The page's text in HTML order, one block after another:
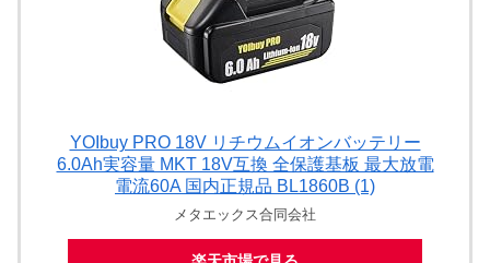
YOIbuy PRO 18V リチウムイオンバッテリー
6.0Ah実容量 MKT 18V互換 全保護基板 最大放電
電流60A 国内正規品 BL1860B (1)
メタエックス合同会社